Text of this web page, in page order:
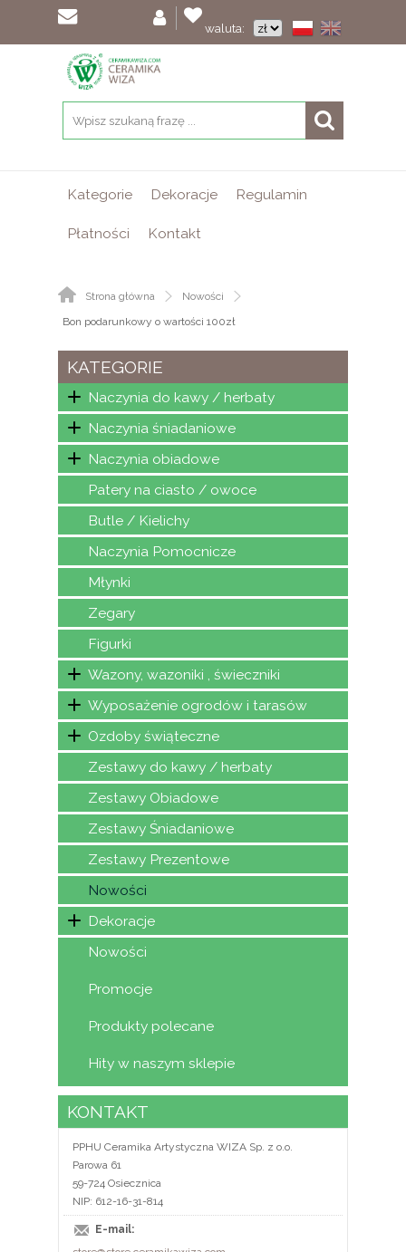
waluta:
Kategorie Dekoracje Regulamin
Płatności Kontakt
Strona główna
Nowości
Bon podarunkowy o wartości 100zł
KATEGORIE
Naczynia do kawy / herbaty
Naczynia śniadaniowe
Naczynia obiadowe
Patery na ciasto / owoce
Butle / Kielichy
Naczynia Pomocnicze
Młynki
Zegary
Figurki
Wazony, wazoniki , świeczniki
Wyposażenie ogrodów i tarasów
Ozdoby świąteczne
Zestawy do kawy / herbaty
Zestawy Obiadowe
Zestawy Śniadaniowe
Zestawy Prezentowe
Nowości
Dekoracje
Nowości
Promocje
Produkty polecane
Hity w naszym sklepie
KONTAKT
PPHU Ceramika Artystyczna WIZA Sp. z o.o.
Parowa 61
59-724 Osiecznica
NIP: 612-16-31-814
E-mail: